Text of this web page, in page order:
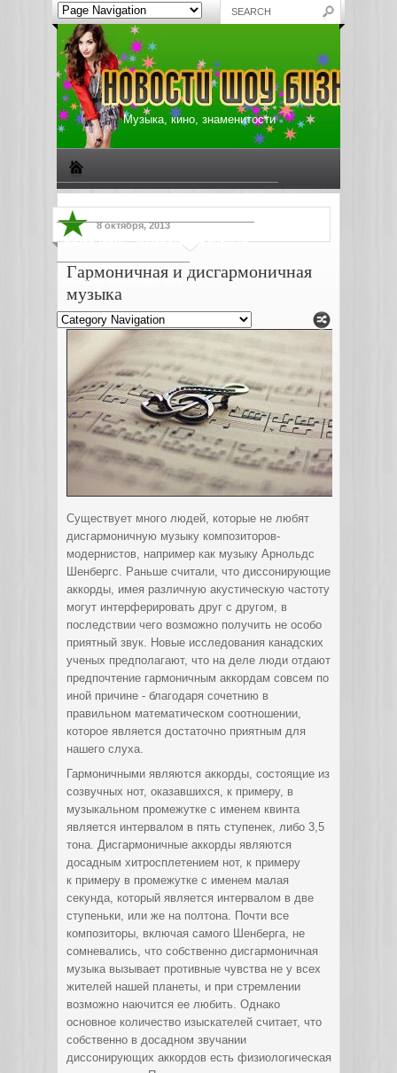
Музыка, кино, знаменитости
Жизнь звезд Музыкальные новости
Новости киноиндустрии
8 октября, 2013
Гармоничная и дисгармоничная
музыка
Существует много людей, которые не любят
дисгармоничную музыку композиторов-
модернистов, например как музыку Арнольдс
Шенбергс. Раньше считали, что диссонирующие
аккорды, имея различную акустическую частоту
могут интерферировать друг с другом, в
последствии чего возможно получить не особо
приятный звук. Новые исследования канадских
ученых предполагают, что на деле люди отдают
предпочтение гармоничным аккордам совсем по
иной причине - благодаря сочетнию в
правильном математическом соотношении,
которое является достаточно приятным для
нашего слуха.
Гармоничными являются аккорды, состоящие из
созвучных нот, оказавшихся, к примеру, в
музыкальном промежутке с именем квинта
является интервалом в пять ступенек, либо 3,5
тона. Дисгармоничные аккорды являются
досадным хитросплетением нот, к примеру
к примеру в промежутке с именем малая
секунда, который является интервалом в две
ступеньки, или же на полтона. Почти все
композиторы, включая самого Шенберга, не
сомневались, что собственно дисгармоничная
музыка вызывает противные чувства не у всех
жителей нашей планеты, и при стремлении
возможно наючится ее любить. Однако
основное количество изыскателей считает, что
собственно в досадном звучании
диссонирующих аккордов есть физиологическая